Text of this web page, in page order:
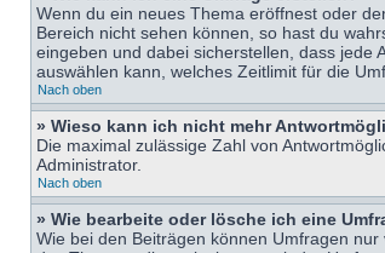
Wenn du ein neues Thema eröffnest oder
Bereich nicht sehen können, so hast du
eingeben und dabei sicherstellen, dass jede
auswählen kann, welches Zeitlimit für die
Nach oben
» Wieso kann ich nicht mehr
Die maximal zulässige Zahl von
Administrator.
Nach oben
» Wie bearbeite oder lösche ich eine
Wie bei den Beiträgen können Umfragen